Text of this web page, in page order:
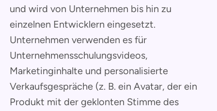
und wird von Unternehmen bis hin zu
einzelnen Entwicklern eingesetzt.
Unternehmen verwenden es für
Unternehmensschulungsvideos,
Marketinginhalte und personalisierte
Verkaufsgespräche (z. B. ein Avatar, der ein
Produkt mit der geklonten Stimme des